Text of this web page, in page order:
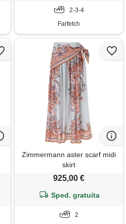
2-3-4
Farfetch
Zimmermann aster scarf midi
skirt
925,00 €
Sped. gratuita
2